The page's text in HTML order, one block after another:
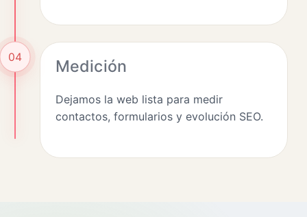
04 Medición
Dejamos la web lista para medir
contactos, formularios y evolución SEO.